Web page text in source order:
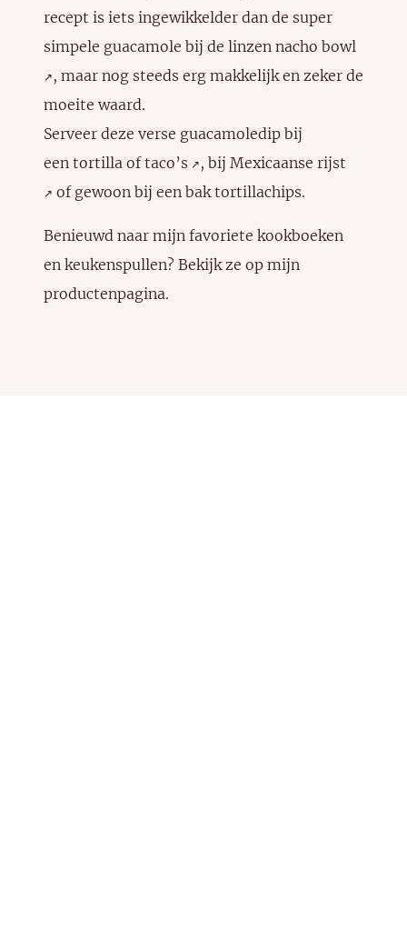
recept is iets ingewikkelder dan de super
simpele guacamole bij de linzen nacho bowl
↗️ , maar nog steeds erg makkelijk en zeker de
moeite waard.
Serveer deze verse guacamoledip bij
een tortilla of taco’s ↗️ , bij Mexicaanse rijst
↗️ of gewoon bij een bak tortillachips.
Benieuwd naar mijn favoriete kookboeken
en keukenspullen? Bekijk ze op mijn
productenpagina.